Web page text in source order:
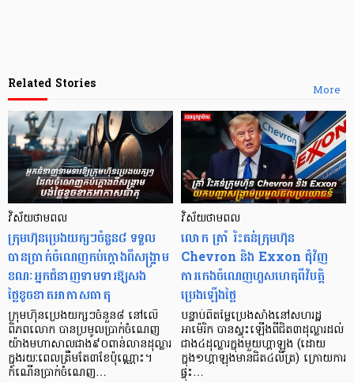
More
Related Stories
វិស័យថាមពល
ក្រុមហ៊ុនប្រេងយក្សៗចំនួន៨ ទទួល
បានប្រាក់ចំណេញកប់ក្តោងពីសង្គ្រាម
ខណៈអ្នកជំនាញទាមទារឱ្យសង
ថ្លៃខូចខាតអាកាសធាតុ
ក្រុមហ៊ុនប្រេងយក្សៗចំនួន៨ នៅលើ
ពិភពលោក បានប្រមូលប្រាក់ចំណេញ
យ៉ាងមហាសាលជាង៩០ពាន់លានដុល្លារ
ក្នុងរយៈពេលត្រឹមតែ៣ខែប៉ុណ្ណោះ។
កំណើនប្រាក់ចំណេញ…
វិស័យថាមពល
លោក ត្រាំ រិះគន់ក្រុមហ៊ុន
Chevron និង Exxon ជុំវិញ
ការកេងចំណេញហួសហេតុពីវិបត្តិ
ប្រេងឡើងថ្លៃ
បន្ទាប់ពីតម្លៃប្រេងសាំងនៅសហរដ្ឋ
អាម៉េរិក បានស្ទុះឡើងពីជិត៣ដុល្លារដល់
ជាង៤ដុល្លារក្នុងមួយហ្គាឡុង (ដោយ
ក្នុង១ហ្គាឡុងមានជិត៤លីត្រ) ក្រោយការ
ផ្ទុះ…